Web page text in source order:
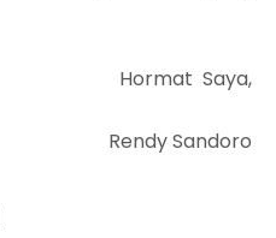
Hormat Saya,
Rendy Sandoro